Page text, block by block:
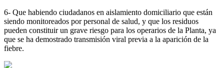
6- Que habiendo ciudadanos en aislamiento domiciliario que están
siendo monitoreados por personal de salud, y que los residuos
pueden constituir un grave riesgo para los operarios de la Planta, ya
que se ha demostrado transmisión viral previa a la aparición de la
fiebre.